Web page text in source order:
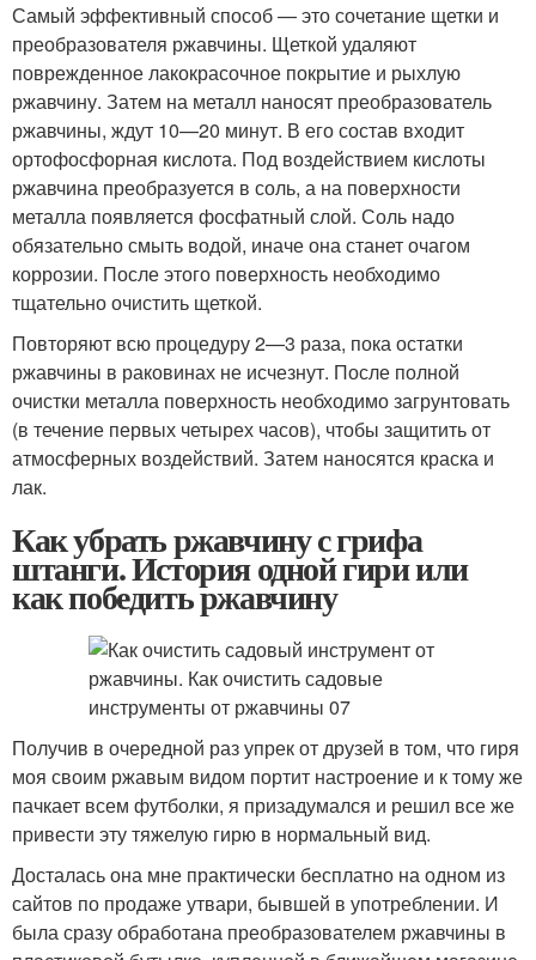
Самый эффективный способ — это сочетание щетки и
преобразователя ржавчины. Щеткой удаляют
поврежденное лакокрасочное покрытие и рыхлую
ржавчину. Затем на металл наносят преобразователь
ржавчины, ждут 10—20 минут. В его состав входит
ортофосфорная кислота. Под воздействием кислоты
ржавчина преобразуется в соль, а на поверхности
металла появляется фосфатный слой. Соль надо
обязательно смыть водой, иначе она станет очагом
коррозии. После этого поверхность необходимо
тщательно очистить щеткой.
Повторяют всю процедуру 2—3 раза, пока остатки
ржавчины в раковинах не исчезнут. После полной
очистки металла поверхность необходимо загрунтовать
(в течение первых четырех часов), чтобы защитить от
атмосферных воздействий. Затем наносятся краска и
лак.
Как убрать ржавчину с грифа
штанги. История одной гири или
как победить ржавчину
Получив в очередной раз упрек от друзей в том, что гиря
моя своим ржавым видом портит настроение и к тому же
пачкает всем футболки, я призадумался и решил все же
привести эту тяжелую гирю в нормальный вид.
Досталась она мне практически бесплатно на одном из
сайтов по продаже утвари, бывшей в употреблении. И
была сразу обработана преобразователем ржавчины в